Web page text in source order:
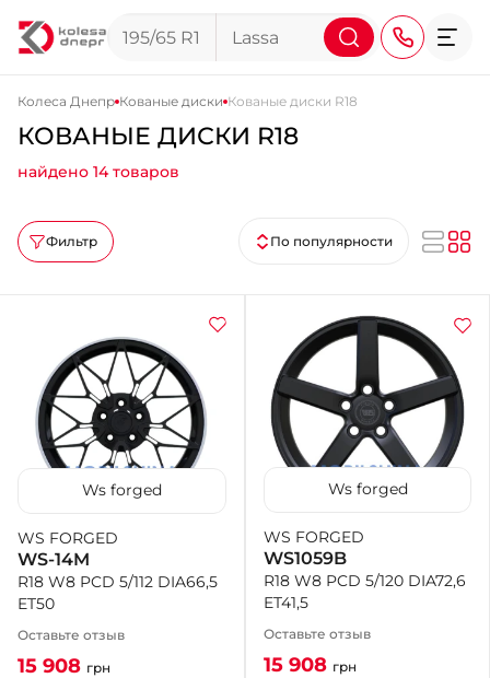
+38 (095) 276-44-44
+38 (067) 911-14-14
- на Щепкина
+38 (098) 911-911-0
- на Тополе
+38 (098) 911-911-4
- на Калиновой
+38 (077) 7-184-184
- Донецкое шоссе
+38 (050)-911-911-2
- Щепкина
+38 (099)-643-33-77
- Тополь
+38 (068)-923-74-19
- Калиновая
Колеса Днепр Кованые диски Кованые диски R18
КОВАНЫЕ ДИСКИ R18
найдено 14 товаров
Фильтр По популярности
Ws forged
WS FORGED
WS-14M
R18 W8 PCD 5/112 DIA66,5
ET50
Оставьте отзыв
15 908 грн
Ws forged
WS FORGED
WS1059B
R18 W8 PCD 5/120 DIA72,6
ET41,5
Оставьте отзыв
15 908 грн